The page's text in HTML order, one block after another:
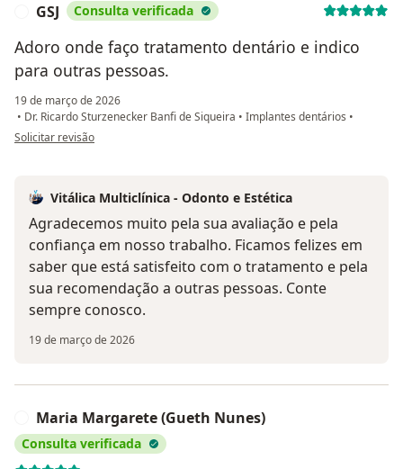
GSJ Consulta verificada
Adoro onde faço tratamento dentário e indico
para outras pessoas.
19 de março de 2026
• Dr. Ricardo Sturzenecker Banfi de Siqueira • Implantes dentários •
na opinião do utilizador GSJ
Solicitar revisão
Vitálica Multiclínica - Odonto e Estética
Agradecemos muito pela sua avaliação e pela
confiança em nosso trabalho. Ficamos felizes em
saber que está satisfeito com o tratamento e pela
sua recomendação a outras pessoas. Conte
sempre conosco.
19 de março de 2026
Maria Margarete (Gueth Nunes)
Consulta verificada